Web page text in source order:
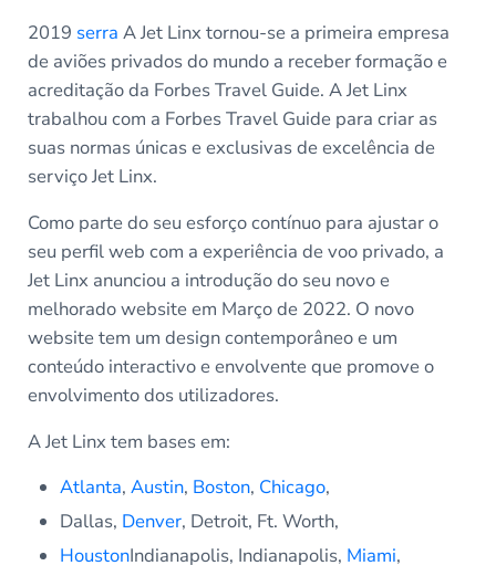
2019 serra A Jet Linx tornou-se a primeira empresa
de aviões privados do mundo a receber formação e
acreditação da Forbes Travel Guide. A Jet Linx
trabalhou com a Forbes Travel Guide para criar as
suas normas únicas e exclusivas de excelência de
serviço Jet Linx.
Como parte do seu esforço contínuo para ajustar o
seu perfil web com a experiência de voo privado, a
Jet Linx anunciou a introdução do seu novo e
melhorado website em Março de 2022. O novo
website tem um design contemporâneo e um
conteúdo interactivo e envolvente que promove o
envolvimento dos utilizadores.
A Jet Linx tem bases em:
Atlanta,Austin, Boston, Chicago,
Dallas, Denver, Detroit, Ft. Worth,
HoustonIndianapolis, Indianapolis, Miami,